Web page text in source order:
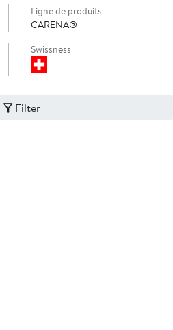
Ligne de produits
CARENA®
Swissness
Filter